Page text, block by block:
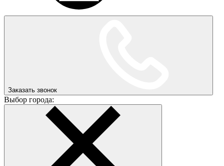
Заказать звонок
Выбор города: